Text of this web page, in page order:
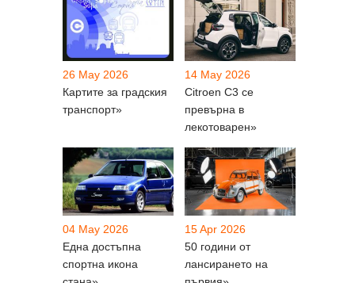
26 May 2026
Картите за градския
транспорт»
14 May 2026
Citroen C3 се
превърна в
лекотоварен»
04 May 2026
Една достъпна
спортна икона
15 Apr 2026
50 години от
лансирането на